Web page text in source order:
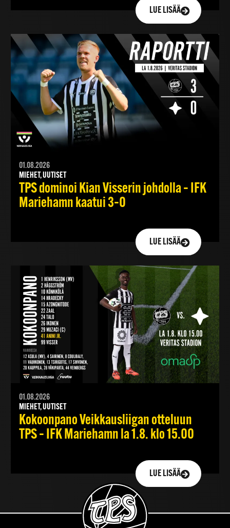
LUE LISÄÄ
01.08.2026
MIEHET, UUTISET
TPS dominoi Kian Visserin johdolla – IFK
Mariehamn kaatui 3–0
LUE LISÄÄ
01.08.2026
MIEHET, UUTISET
Kokoonpano Veikkausliigan otteluun
TPS – IFK Mariehamn la 1.8. klo 15.00
LUE LISÄÄ